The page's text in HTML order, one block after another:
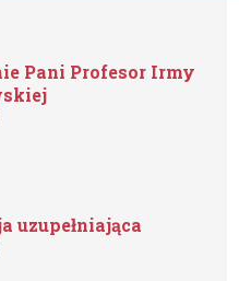
Pani Profesor Irmy
uzupełniająca